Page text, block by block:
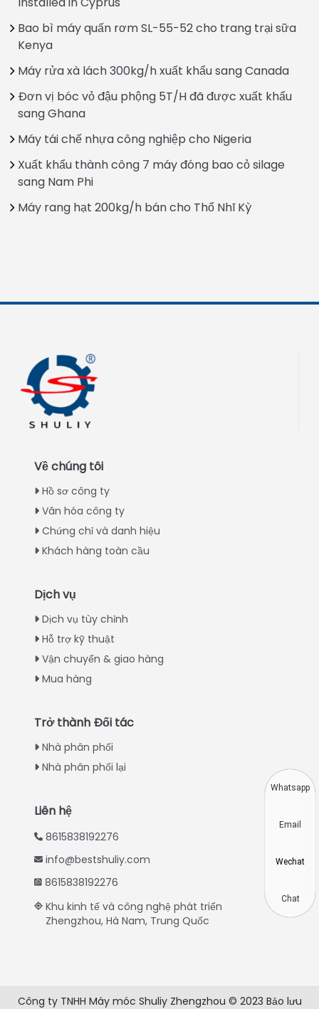
Bao bì máy quấn rơm SL-55-52 cho trang trại sữa
Kenya
Máy rửa xà lách 300kg/h xuất khẩu sang Canada
Đơn vị bóc vỏ đậu phộng 5T/H đã được xuất khẩu
sang Ghana
Máy tái chế nhựa công nghiệp cho Nigeria
Xuất khẩu thành công 7 máy đóng bao cỏ silage
sang Nam Phi
Máy rang hạt 200kg/h bán cho Thổ Nhĩ Kỳ
Về chúng tôi
Hồ sơ công ty
Văn hóa công ty
Chứng chỉ và danh hiệu
Khách hàng toàn cầu
Dịch vụ
Dịch vụ tùy chỉnh
Hỗ trợ kỹ thuật
Vận chuyển & giao hàng
Mua hàng
Trở thành Đối tác
Nhà phân phối
Nhà phân phối lại
Liên hệ
8615838192276
info@bestshuliy.com
8615838192276
Khu kinh tế và công nghệ phát triển
Zhengzhou, Hà Nam, Trung Quốc
Công ty TNHH Máy móc Shuliy Zhengzhou © 2023 Bảo lưu
Portuguese
Spanish
Korean
Swahili
Urdu
Greek
Italian
Whatsapp
Email
Wechat
Chat